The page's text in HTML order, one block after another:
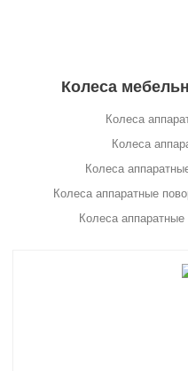
Колеса
Колеса
Колеса
Колеса
Колеса аппаратные
Колеса